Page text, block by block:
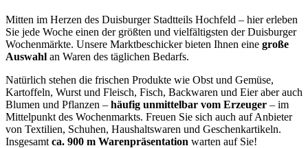
Mitten im Herzen des Duisburger Stadtteils Hochfeld – hier erleben
Sie jede Woche einen der größten und vielfältigsten der Duisburger
Wochenmärkte. Unsere Marktbeschicker bieten Ihnen eine große
Auswahl an Waren des täglichen Bedarfs.
Natürlich stehen die frischen Produkte wie Obst und Gemüse,
Kartoffeln, Wurst und Fleisch, Fisch, Backwaren und Eier aber auch
Blumen und Pflanzen – häufig unmittelbar vom Erzeuger – im
Mittelpunkt des Wochenmarkts. Freuen Sie sich auch auf Anbieter
von Textilien, Schuhen, Haushaltswaren und Geschenkartikeln.
Insgesamt ca. 900 m Warenpräsentation warten auf Sie!